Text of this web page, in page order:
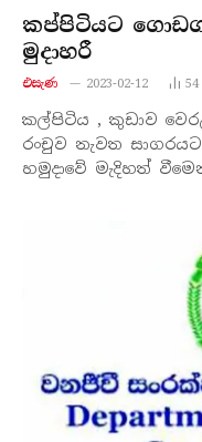
කප්පිටියට
මුදාහරී
එසැණ 2023-02-12 54
කල්පිටිය , කුඩාව
රංචුව නැවත
හමුදාවේ මැදිහත්